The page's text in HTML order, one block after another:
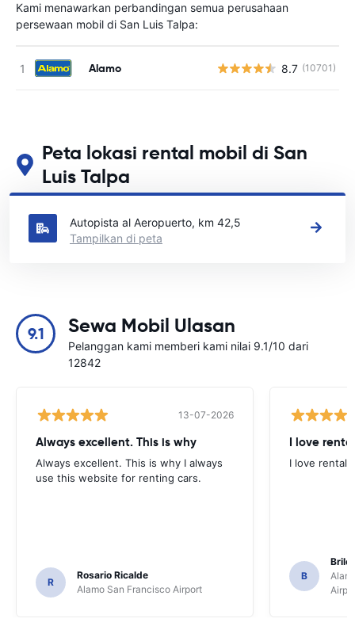
Kami menawarkan perbandingan semua perusahaan
persewaan mobil di San Luis Talpa:
Alamo 8.7 (10701)
Peta lokasi rental mobil di San
Luis Talpa
Lihat lokasi persewaan mobil utama kami di San Luis Talpa
Autopista al Aeropuerto, km 42,5
Tampilkan di peta
9.1 Sewa Mobil Ulasan
Pelanggan kami memberi kami nilai 9.1/10 dari
12842
13-07-2026
Always excellent. This is why
Always excellent. This is why I always
use this website for renting cars.
R
Rosario Ricalde
Alamo San Francisco Airport
I love
I love rental
B